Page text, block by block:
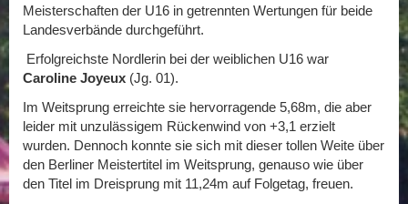
Meisterschaften der U16 in getrennten Wertungen für beide
Landesverbände durchgeführt.
Erfolgreichste Nordlerin bei der weiblichen U16 war
Caroline Joyeux (Jg. 01).
Im Weitsprung erreichte sie hervorragende 5,68m, die aber
leider mit unzulässigem Rückenwind von +3,1 erzielt
wurden. Dennoch konnte sie sich mit dieser tollen Weite über
den Berliner Meistertitel im Weitsprung, genauso wie über
den Titel im Dreisprung mit 11,24m auf Folgetag, freuen.